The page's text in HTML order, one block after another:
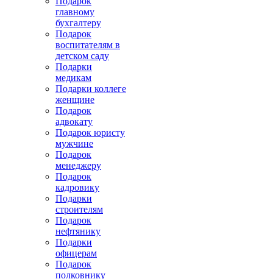
главному
бухгалтеру
Подарок
воспитателям в
детском саду
Подарки
медикам
Подарки коллеге
женщине
Подарок
адвокату
Подарок юристу
мужчине
Подарок
менеджеру
Подарок
кадровику
Подарки
строителям
Подарок
нефтянику
Подарки
офицерам
Подарок
полковнику